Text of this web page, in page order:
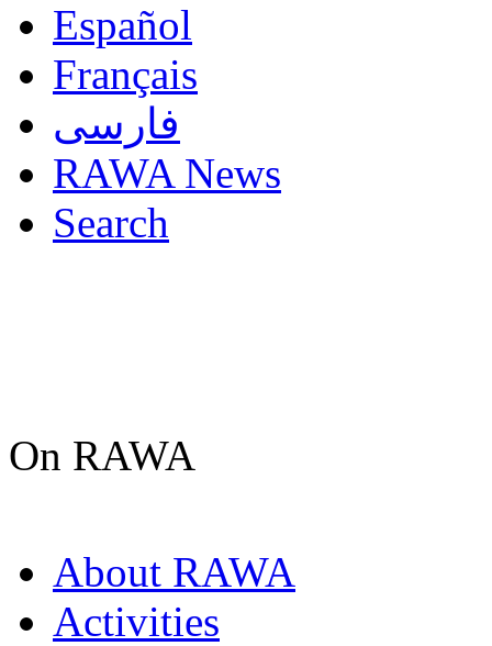
Español
Français
فارسی
RAWA News
Search
On RAWA
About RAWA
Activities